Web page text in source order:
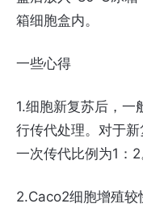
箱细胞盒内。
一些心得
1.细胞新复苏后，
行传代处理。对于
一次传代比例为1：2
2.Caco2细胞增殖